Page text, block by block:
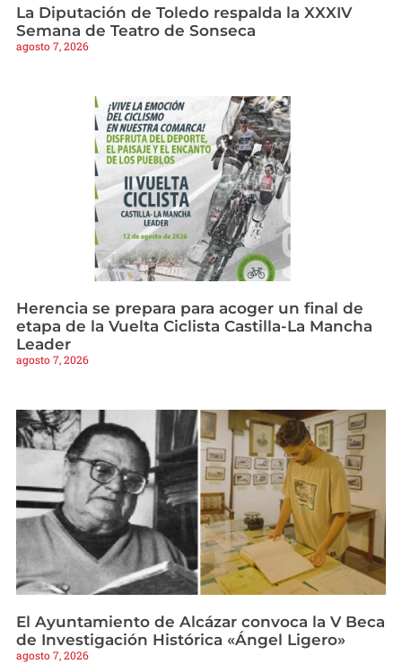
La Diputación de Toledo respalda la XXXIV
Semana de Teatro de Sonseca
agosto 7, 2026
Herencia se prepara para acoger un final de
etapa de la Vuelta Ciclista Castilla-La Mancha
Leader
agosto 7, 2026
El Ayuntamiento de Alcázar convoca la V Beca
de Investigación Histórica «Ángel Ligero»
agosto 7, 2026